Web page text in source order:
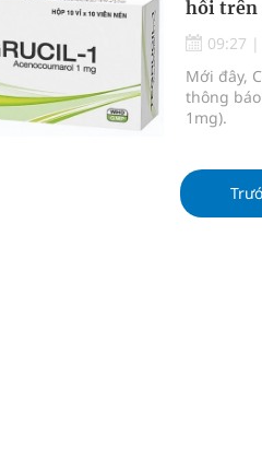
tâm đưa sân bay Liên Khương
khỏe – Doanh nghiệp: Tìm giải
đầu tiên, Bệnh viện Phụ sản
hồi trên
09:27 |
Mới đây,
thông
1mg).